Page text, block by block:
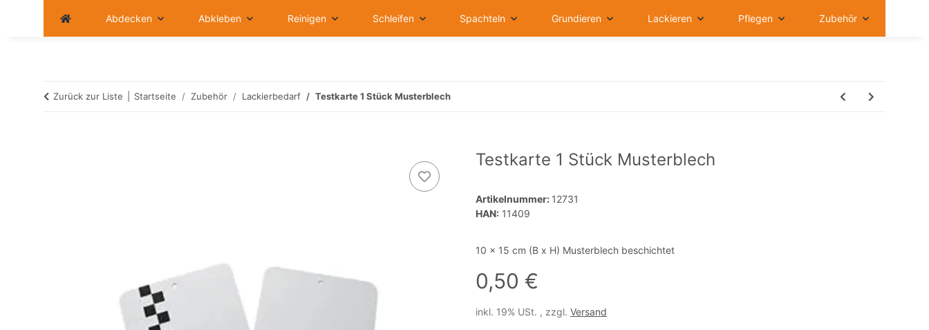
Abdecken Abkleben Reinigen Schleifen Spachteln Grundieren Lackieren Pflegen Zubehör
Zurück zur Liste Startseite Zubehör Lackierbedarf Testkarte 1 Stück Musterblech
Testkarte 1 Stück Musterblech
Artikelnummer: 12731
HAN: 11409
10 x 15 cm (B x H) Musterblech beschichtet
0,50 €
inkl. 19% USt. , zzgl. Versand